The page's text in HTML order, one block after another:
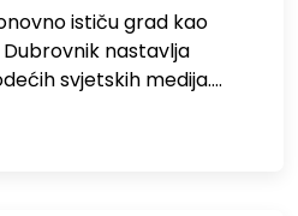
ističu grad kao
nastavlja
svjetskih medija.…